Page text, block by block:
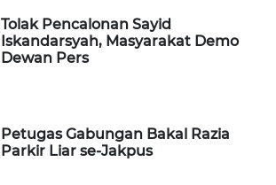
Tolak Pencalonan Sayid
Iskandarsyah, Masyarakat Demo
Dewan Pers
Petugas Gabungan Bakal Razia
Parkir Liar se-Jakpus